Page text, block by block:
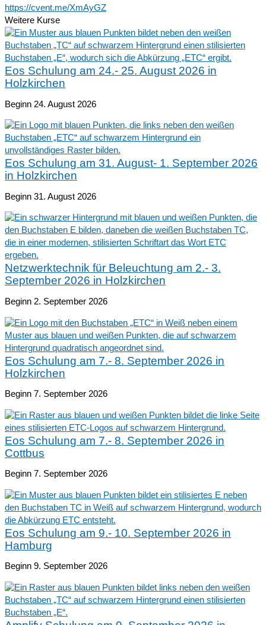
https://cvent.me/XmAyGZ
Weitere Kurse
Eos Schulung am 24.- 25. August 2026 in
Holzkirchen
Beginn 24. August 2026
Eos Schulung am 31. August- 1. September 2026
in Holzkirchen
Beginn 31. August 2026
Netzwerktechnik für Beleuchtung am 2.- 3.
September 2026 in Holzkirchen
Beginn 2. September 2026
Eos Schulung am 7.- 8. September 2026 in
Holzkirchen
Beginn 7. September 2026
Eos Schulung am 7.- 8. September 2026 in
Cottbus
Beginn 7. September 2026
Eos Schulung am 9.- 10. September 2026 in
Hamburg
Beginn 9. September 2026